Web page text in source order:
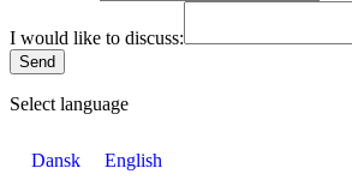
I would like to discuss:
Send
Select language
Dansk English